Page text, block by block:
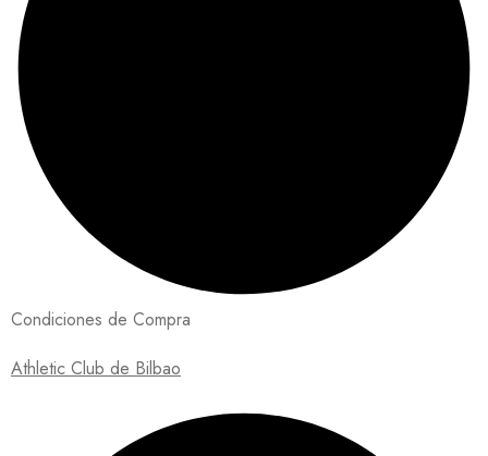
Condiciones de Compra
Athletic Club de Bilbao